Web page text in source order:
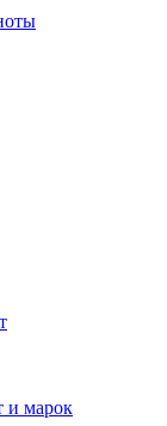
и марок